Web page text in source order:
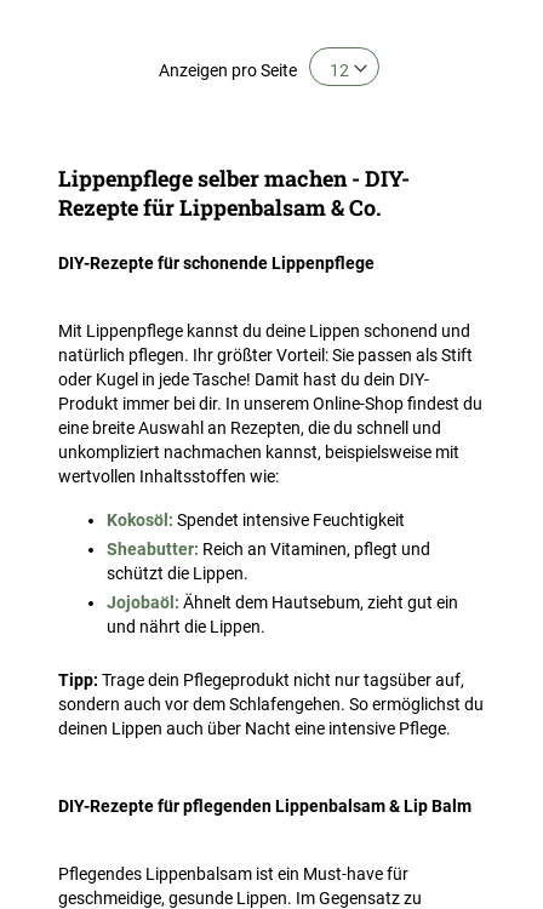
Anzeigen pro Seite
Lippenpflege selber machen - DIY-
Rezepte für Lippenbalsam & Co.
DIY-Rezepte für schonende Lippenpflege
Mit Lippenpflege kannst du deine Lippen schonend und
natürlich pflegen. Ihr größter Vorteil: Sie passen als Stift
oder Kugel in jede Tasche! Damit hast du dein DIY-
Produkt immer bei dir. In unserem Online-Shop findest du
eine breite Auswahl an Rezepten, die du schnell und
unkompliziert nachmachen kannst, beispielsweise mit
wertvollen Inhaltsstoffen wie:
Kokosöl: Spendet intensive Feuchtigkeit
Sheabutter: Reich an Vitaminen, pflegt und
schützt die Lippen.
Jojobaöl: Ähnelt dem Hautsebum, zieht gut ein
und nährt die Lippen.
Tipp: Trage dein Pflegeprodukt nicht nur tagsüber auf,
sondern auch vor dem Schlafengehen. So ermöglichst du
deinen Lippen auch über Nacht eine intensive Pflege.
DIY-Rezepte für pflegenden Lippenbalsam & Lip Balm
Pflegendes Lippenbalsam ist ein Must-have für
geschmeidige, gesunde Lippen. Im Gegensatz zu